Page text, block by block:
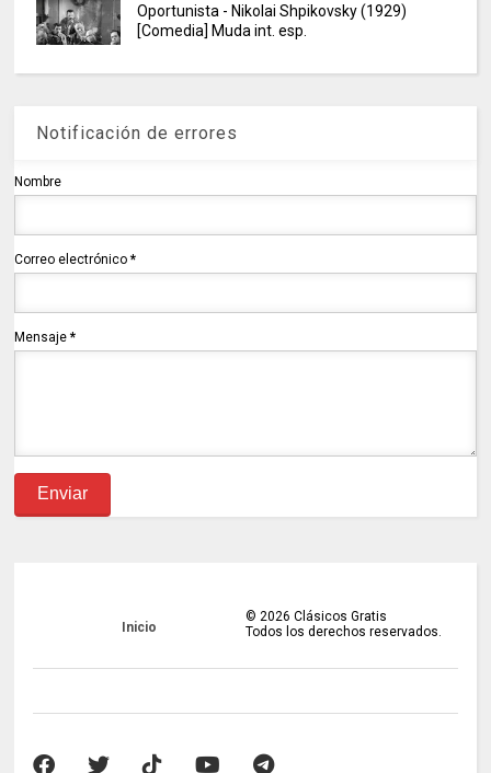
Oportunista - Nikolai Shpikovsky (1929)
[Comedia] Muda int. esp.
Notificación de errores
Nombre
Correo electrónico*
Mensaje*
Inicio
© 2026 Clásicos Gratis
Todos los derechos reservados.